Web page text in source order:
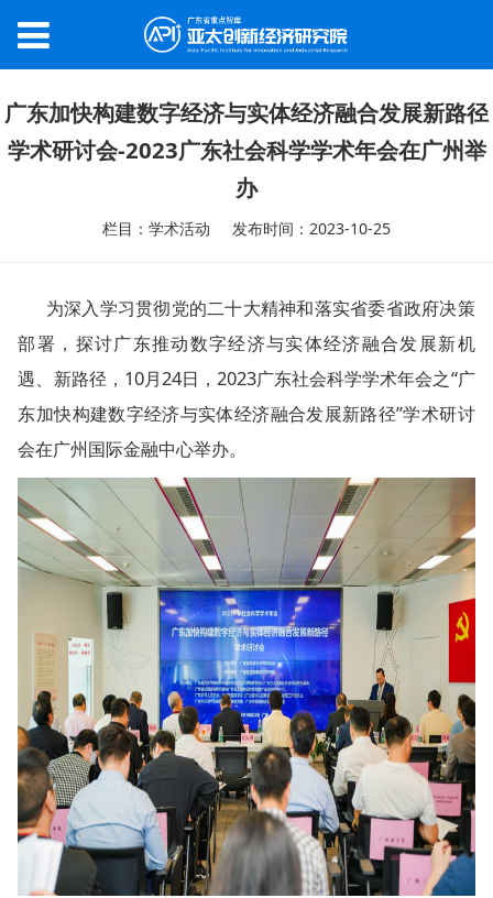
广东加快构建数字经济与实体经济融合发展新路径
学术研讨会-2023广东社会科学学术年会在广州举
办
栏目：学术活动 发布时间：2023-10-25
为深入学习贯彻党的二十大精神和落实省委省政府决策
部署，探讨广东推动数字经济与实体经济融合发展新机
遇、新路径，10月24日，2023广东社会科学学术年会之“广
东加快构建数字经济与实体经济融合发展新路径”学术研讨
会在广州国际金融中心举办。